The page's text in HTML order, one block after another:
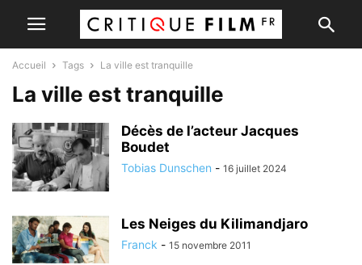
Accueil Tags La ville est tranquille
La ville est tranquille
Décès de l’acteur Jacques
Boudet
Tobias Dunschen - 16 juillet 2024
Les Neiges du Kilimandjaro
Franck - 15 novembre 2011